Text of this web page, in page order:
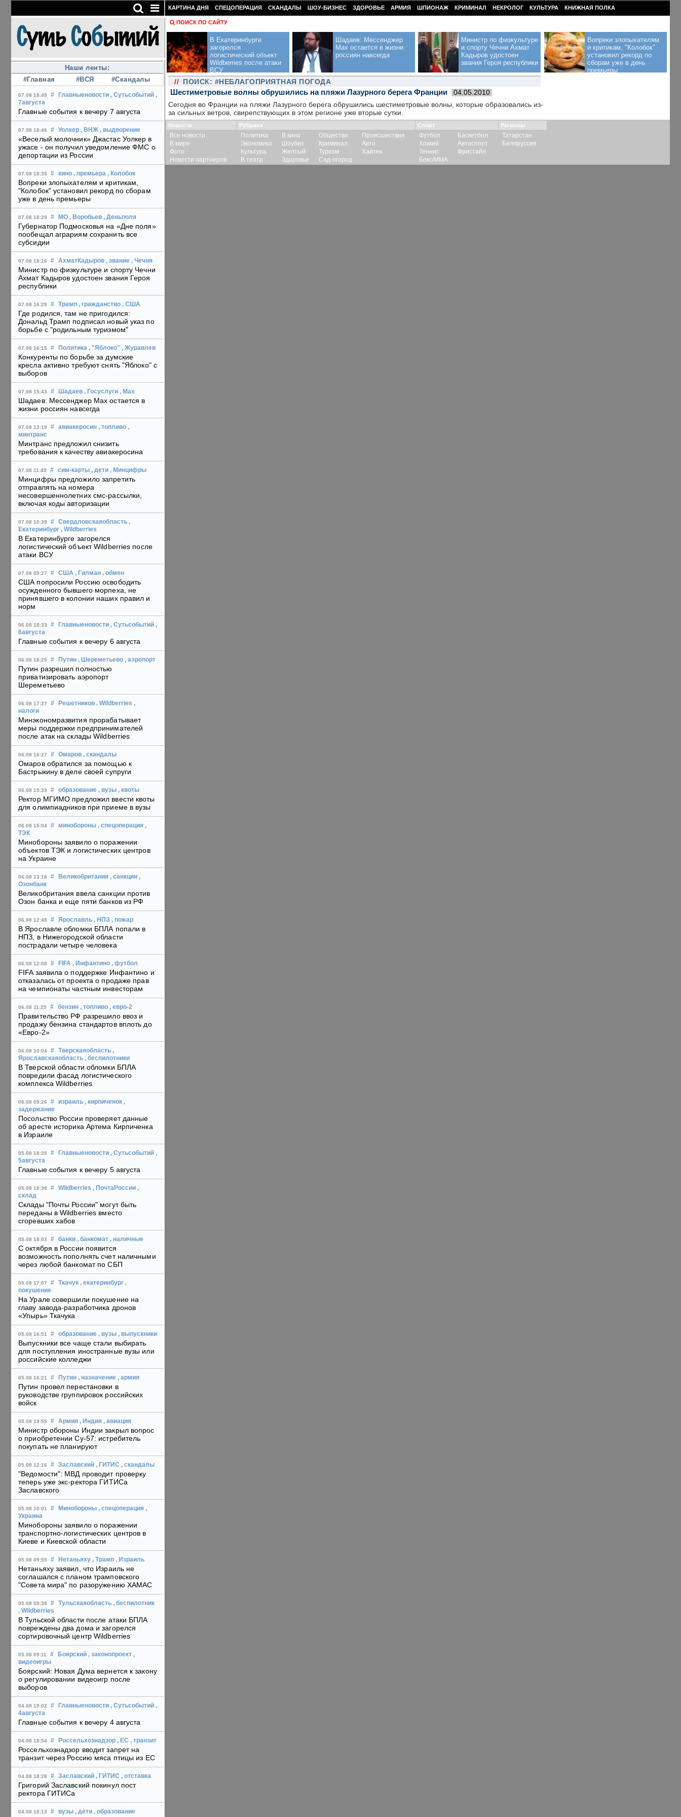
Наши ленты:
#Главная
#ВСЯ #Скандалы
07.08 18:49 # Главныеновости , Сутьсобытий ,
7августа
Главные события к вечеру 7 августа
07.08 18:46 # Уолкер , ВНЖ , выдворение
«Веселый молочник» Джастас Уолкер в
ужасе - он получил уведомление ФМС о
депортации из России
07.08 18:35 # кино , премьера , Колобок
Вопреки злопыхателям и критикам,
"Колобок" установил рекорд по сборам
уже в день премьеры
07.08 18:29 # МО , Воробьев , Деньполя
Губернатор Подмосковья на «Дне поля»
пообещал аграриям сохранить все
субсидии
07.08 18:16 # АхматКадыров , звание , Чечня
Министр по физкультуре и спорту Чечни
Ахмат Кадыров удостоен звания Героя
республики
07.08 16:29 # Трамп , гражданство , США
Где родился, там не пригодился:
Дональд Трамп подписал новый указ по
борьбе с "родильным туризмом"
07.08 16:15 # Политика , "Яблоко" , Журавлев
Конкуренты по борьбе за думские
кресла активно требуют снять "Яблоко" с
выборов
07.08 15:43 # Шадаев , Госуслуги , Max
Шадаев: Мессенджер Max остается в
жизни россиян навсегда
07.08 13:19 # авиакеросин , топливо ,
минтранс
Минтранс предложил снизить
требования к качеству авиакеросина
07.08 11:49 # сим-карты , дети , Минцифры
Минцифры предложило запретить
отправлять на номера
несовершеннолетних смс-рассылки,
включая коды авторизации
07.08 10:39 # Свердловскаяобласть ,
Екатеринбург , Wildberries
В Екатеринбурге загорелся
логистический объект Wildberries после
атаки ВСУ
07.08 09:27 # США , Гилман , обмен
США попросили Россию освободить
осужденного бывшего морпеха, не
принявшего в колонии наших правил и
норм
06.08 18:33 # Главныеновости , Сутьсобытий ,
6августа
Главные события к вечеру 6 августа
06.08 18:25 # Путин , Шереметьево , аэропорт
Путин разрешил полностью
приватизировать аэропорт
Шереметьево
06.08 17:27 # Решетников , Wildberries ,
налоги
Минэкономразвития прорабатывает
меры поддержки предпринимателей
после атак на склады Wildberries
06.08 16:27 # Омаров , скандалы
Омаров обратился за помощью к
Бастрыкину в деле своей супруги
06.08 15:33 # образование , вузы , квоты
Ректор МГИМО предложил ввести квоты
для олимпиадников при приеме в вузы
06.08 15:04 # минобороны , спецоперация ,
ТЭК
Минобороны заявило о поражении
объектов ТЭК и логистических центров
на Украине
06.08 13:18 # Великобритания , санкции ,
Озонбанк
Великобритания ввела санкции против
Озон банка и еще пяти банков из РФ
06.08 12:48 # Ярославль , НПЗ , пожар
В Ярославле обломки БПЛА попали в
НПЗ, в Нижегородской области
пострадали четыре человека
06.08 12:08 # FIFA , Инфантино , футбол
FIFA заявила о поддержке Инфантино и
отказалась от проекта о продаже прав
на чемпионаты частным инвесторам
06.08 11:25 # бензин , топливо , евро-2
Правительство РФ разрешило ввоз и
продажу бензина стандартов вплоть до
«Евро-2»
06.08 10:04 # Тверскаяобласть ,
Ярославскаяобласть , беспилотники
В Тверской области обломки БПЛА
повредили фасад логистического
комплекса Wildberries
06.08 09:26 # израиль , кирпиченок ,
задержание
Посольство России проверяет данные
об аресте историка Артема Кирпиченка
в Израиле
05.08 18:39 # Главныеновости , Сутьсобытий ,
5августа
Главные события к вечеру 5 августа
05.08 18:38 # Wildberries , ПочтаРоссии ,
склад
Склады "Почты России" могут быть
переданы в Wildberries вместо
сгоревших хабов
05.08 18:03 # банки , банкомат , наличные
С октября в России появится
возможность пополнять счет наличными
через любой банкомат по СБП
05.08 17:07 # Ткачук , екатеринбург ,
покушение
На Урале совершили покушение на
главу завода-разработчика дронов
«Упырь» Ткачука
05.08 16:51 # образование , вузы , выпускники
Выпускники все чаще стали выбирать
для поступления иностранные вузы или
российские колледжи
05.08 16:21 # Путин , назначение , армия
Путин провел перестановки в
руководстве группировок российских
войск
05.08 13:55 # Армия , Индия , авиация
Министр обороны Индии закрыл вопрос
о приобретении Су-57: истребитель
покупать не планируют
05.08 12:16 # Заславский , ГИТИС , скандалы
"Ведомости": МВД проводит проверку
теперь уже экс-ректора ГИТИСа
Заславского
05.08 10:01 # Минобороны , спецоперация ,
Украина
Минобороны заявило о поражении
транспортно-логистических центров в
Киеве и Киевской области
05.08 09:55 # Нетаньяху , Трамп , Израиль
Нетаньяху заявил, что Израиль не
соглашался с планом трамповского
"Совета мира" по разоружению ХАМАС
05.08 09:38 # Тульскаяобласть , беспилотник
, Wildberries
В Тульской области после атаки БПЛА
повреждены два дома и загорелся
сортировочный центр Wildberries
05.08 09:11 # Боярский , законопроект ,
видеоигры
Боярский: Новая Дума вернется к закону
о регулировании видеоигр после
выборов
04.08 19:02 # Главныеновости , Сутьсобытий ,
4августа
Главные события к вечеру 4 августа
04.08 18:54 # Россельхознадзор , ЕС , транзит
Россельхознадзор вводит запрет на
транзит через Россию мяса птицы из ЕС
04.08 18:28 # Заславский , ГИТИС , отставка
Григорий Заславский покинул пост
ректора ГИТИСа
04.08 18:13 # вузы , дети , образование
КАРТИНА ДНЯ СПЕЦОПЕРАЦИЯ СКАНДАЛЫ ШОУ-БИЗНЕС ЗДОРОВЬЕ АРМИЯ ШПИОНАЖ КРИМИНАЛ НЕКРОЛОГ КУЛЬТУРА КНИЖНАЯ ПОЛКА
ПОИСК ПО САЙТУ
В Екатеринбурге
загорелся
логистический объект
Wildberries после атаки
ВСУ
Шадаев: Мессенджер
Max остается в жизни
россиян навсегда
Министр по физкультуре
и спорту Чечни Ахмат
Кадыров удостоен
звания Героя республики
Вопреки злопыхателям
и критикам, "Колобок"
установил рекорд по
сборам уже в день
премьеры
// ПОИСК: #НЕБЛАГОПРИЯТНАЯ ПОГОДА
Шестиметровые волны обрушились на пляжи Лазурного берега Франции 04.05.2010
Сегодня во Франции на пляжи Лазурного берега обрушились шестиметровые волны, которые образовались из-
за сильных ветров, свирепствующих в этом регионе уже вторые сутки.
Новости
Все новости
В мире
Фото
Новости партнеров
Рубрики
Политика
Экономика
Культура
В театр
В кино
Шоубиз
Желтый
Здоровье
Общество
Криминал
Туризм
Сад-огород
Происшествия
Авто
Хайтек
Спорт
Футбол
Хоккей
Теннис
Бокс/ММА
Баскетбол
Автоспорт
Фристайл
Регионы
Татарстан
Белоруссия